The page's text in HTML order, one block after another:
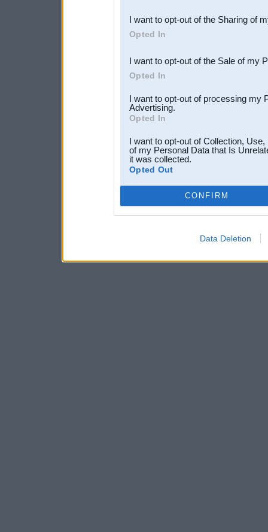
Downstream Participants
third parties.
I want to opt-out of the Sharing of
Opted In
I want to opt-out of the Sale of my
Opted In
I want to opt-out of processing my
Advertising.
Opted In
I want to opt-out of Collection,
of my Personal Data that Is
it was collected.
Opted Out
CONFIRM
Data Deletion